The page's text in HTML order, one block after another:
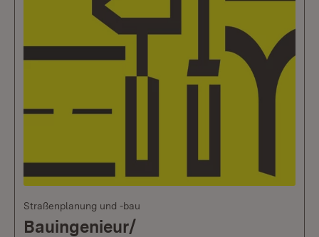
Straßenplanung und -bau
Bauingenieur/